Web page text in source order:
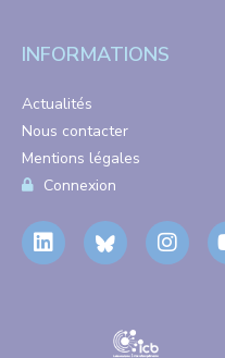
INFORMATIONS
Actualités
Nous contacter
Mentions légales
Connexion